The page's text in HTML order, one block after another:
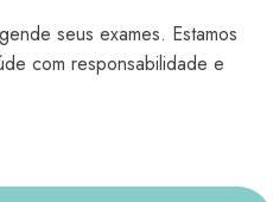
seus exames. Estamos
com responsabilidade e